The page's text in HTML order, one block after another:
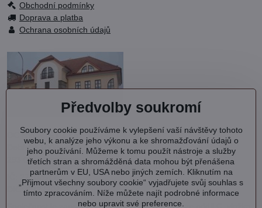
Obchodní podmínky
Doprava a platba
Ochrana osobních údajů
OC KVARTET s.r.o.
Debřská 1000
293 06 Kosmonosy
IČ: 27202577
DIČ: CZ27202577
Předvolby soukromí
Soubory cookie používáme k vylepšení vaší návštěvy tohoto
webu, k analýze jeho výkonu a ke shromažďování údajů o
jeho používání. Můžeme k tomu použít nástroje a služby
třetích stran a shromážděná data mohou být přenášena
partnerům v EU, USA nebo jiných zemích. Kliknutím na
„Přijmout všechny soubory cookie“ vyjadřujete svůj souhlas s
tímto zpracováním. Níže můžete najít podrobné informace
nebo upravit své preference.